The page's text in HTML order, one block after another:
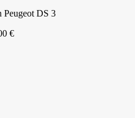
Peugeot DS 3
€